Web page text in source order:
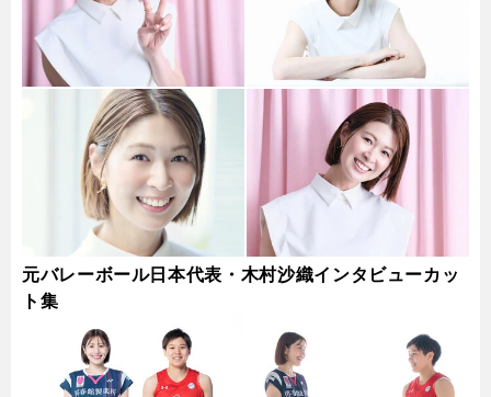
元バレーボール日本代表・木村沙織インタビューカッ
ト集